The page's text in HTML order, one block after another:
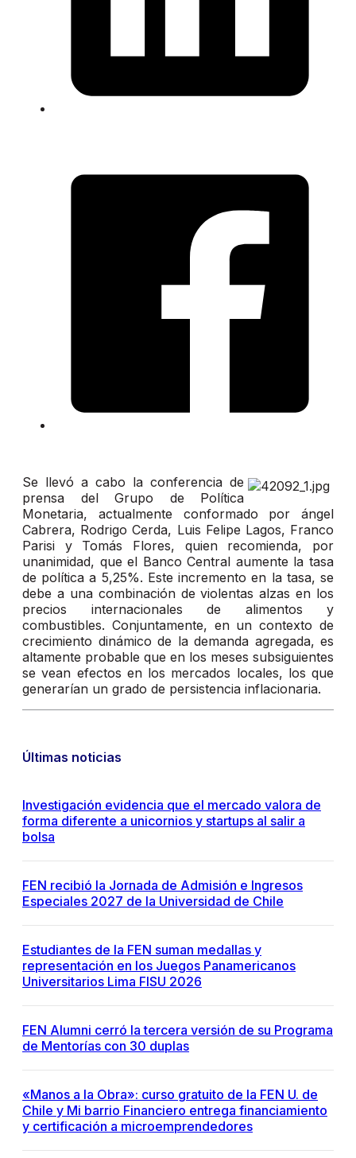
Se llevó a cabo la conferencia de
prensa del Grupo de Política
Monetaria, actualmente conformado por ángel
Cabrera, Rodrigo Cerda, Luis Felipe Lagos, Franco
Parisi y Tomás Flores, quien recomienda, por
unanimidad, que el Banco Central aumente la tasa
de política a 5,25%. Este incremento en la tasa, se
debe a una combinación de violentas alzas en los
precios internacionales de alimentos y
combustibles. Conjuntamente, en un contexto de
crecimiento dinámico de la demanda agregada, es
altamente probable que en los meses subsiguientes
se vean efectos en los mercados locales, los que
generarían un grado de persistencia inflacionaria.
Últimas noticias
Investigación evidencia que el mercado valora de
forma diferente a unicornios y startups al salir a
bolsa
FEN recibió la Jornada de Admisión e Ingresos
Especiales 2027 de la Universidad de Chile
Estudiantes de la FEN suman medallas y
representación en los Juegos Panamericanos
Universitarios Lima FISU 2026
FEN Alumni cerró la tercera versión de su Programa
de Mentorías con 30 duplas
«Manos a la Obra»: curso gratuito de la FEN U. de
Chile y Mi barrio Financiero entrega financiamiento
y certificación a microemprendedores